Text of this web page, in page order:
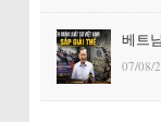
베트
07/08/